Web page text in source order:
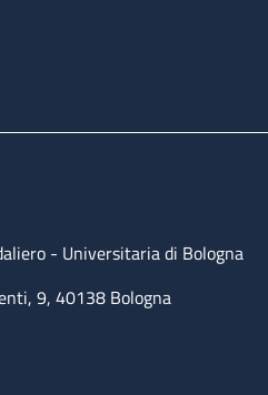
- Universitaria di Bologna
9, 40138 Bologna